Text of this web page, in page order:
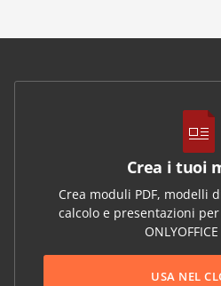
Crea i tuoi
Crea moduli PDF, modelli
calcolo e presentazioni
USA NEL